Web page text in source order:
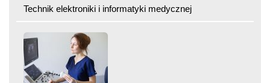
Technik elektroniki i informatyki medycznej